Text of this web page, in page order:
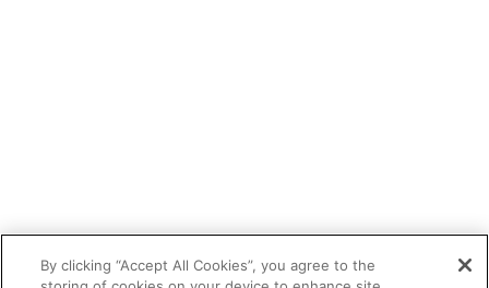
By clicking “Accept All Cookies”, you agree to the